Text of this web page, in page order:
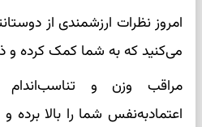
امروز نظرات ارزشمندی از
می‌کنید که به شما کمک کرده و
مراقب وزن و
اعتمادبه‌نفس شما را بالا برده